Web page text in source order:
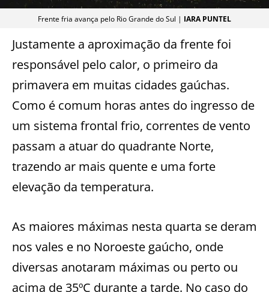
Frente fria avança pelo Rio Grande do Sul | IARA PUNTEL
Justamente a aproximação da frente foi
responsável pelo calor, o primeiro da
primavera em muitas cidades gaúchas.
Como é comum horas antes do ingresso de
um sistema frontal frio, correntes de vento
passam a atuar do quadrante Norte,
trazendo ar mais quente e uma forte
elevação da temperatura.
As maiores máximas nesta quarta se deram
nos vales e no Noroeste gaúcho, onde
diversas anotaram máximas ou perto ou
acima de 35ºC durante a tarde. No caso do